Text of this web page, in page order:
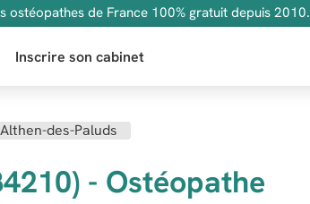
ostéopathes de France 100% gratuit depuis 2010.
Inscrire son cabinet
Althen-des-Paluds
- Ostéopathe